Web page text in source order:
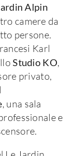
Alpin
camere da
persone.
Karl
Studio KO,
privato,
, una sala
e